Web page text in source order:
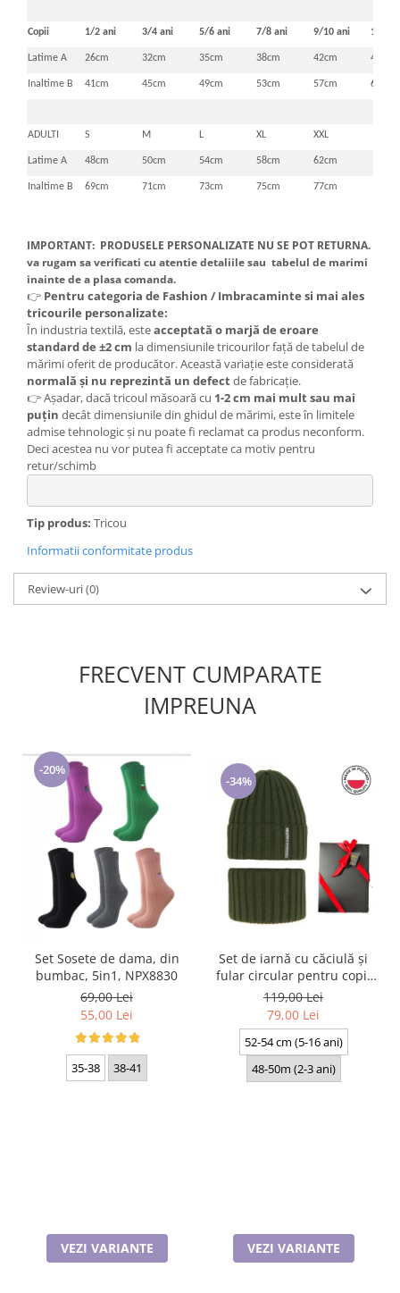
Copii 1/2 ani 3/4 ani 5/6 ani 7/8 ani 9/10 ani 11/12
Latime A 26cm 32cm 35cm 38cm 42cm 46cm
Inaltime B 41cm 45cm 49cm 53cm 57cm 61cm
ADULTI S M L XL XXL
Latime A 48cm 50cm 54cm 58cm 62cm
Inaltime B 69cm 71cm 73cm 75cm 77cm
IMPORTANT: PRODUSELE PERSONALIZATE NU SE POT RETURNA.
va rugam sa verificati cu atentie detaliile sau tabelul de marimi
inainte de a plasa comanda.
👉 Pentru categoria de Fashion / Imbracaminte si mai ales
tricourile personalizate:
În industria textilă, esteacceptată o marjă de eroare
standard de ±2 cm la dimensiunile tricourilor față de tabelul de
mărimi oferit de producător. Această variație este considerată
normală și nu reprezintă un defectde fabricație.
👉 Așadar, dacă tricoul măsoară cu 1-2 cm mai mult sau mai
puțin decât dimensiunile din ghidul de mărimi, este în limitele
admise tehnologic și nu poate fi reclamat ca produs neconform.
Deci acestea nu vor putea fi acceptate ca motiv pentru
retur/schimb
Tip produs: Tricou
Informatii conformitate produs
Review-uri(0)
FRECVENT CUMPARATE
IMPREUNA
-20%
Set Sosete de dama, din
bumbac, 5in1, NPX8830
69,00 Lei
55,00 Lei
35-38 38-41
VEZI VARIANTE
-34%
Set de iarnă cu căciulă și
fular circular pentru copii
Livido 5465.09.K30 kaki
produs in Polonia
119,00 Lei
79,00 Lei
52-54 cm (5-16 ani)
48-50m (2-3 ani)
VEZI VARIANTE